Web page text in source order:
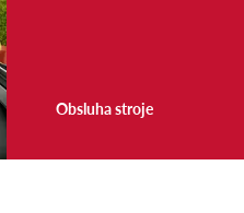
Obsluha stroje